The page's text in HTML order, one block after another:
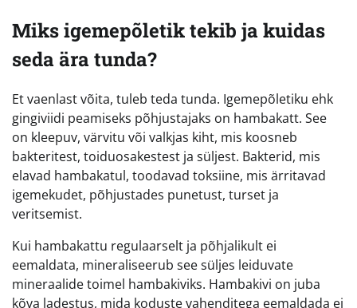
Miks igemepõletik tekib ja kuidas
seda ära tunda?
Et vaenlast võita, tuleb teda tunda. Igemepõletiku ehk
gingiviidi peamiseks põhjustajaks on hambakatt. See
on kleepuv, värvitu või valkjas kiht, mis koosneb
bakteritest, toiduosakestest ja süljest. Bakterid, mis
elavad hambakatul, toodavad toksiine, mis ärritavad
igemekudet, põhjustades punetust, turset ja
veritsemist.
Kui hambakattu regulaarselt ja põhjalikult ei
eemaldata, mineraliseerub see süljes leiduvate
mineraalide toimel hambakiviks. Hambakivi on juba
kõva ladestus, mida koduste vahenditega eemaldada ei